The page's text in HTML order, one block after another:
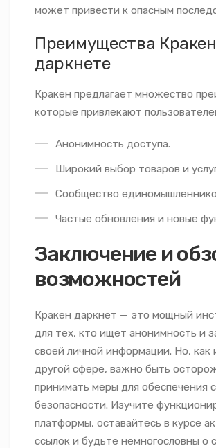
может привести к опасным
Преимущества
даркнете
Кракен предлагает множество
которые привлекают
Анонимность доступа.
Широкий выбор товаров и
Сообщество
Частые обновления и новые
Заключение и
возможностей
Кракен даркнет — это мощный
для тех, кто ищет анонимность и
своей личной информации. Но, как
другой сфере, важно быть
принимать меры для обеспечения
безопасности. Изучите
платформы, оставайтесь в курсе
ссылок и будьте немногословны о